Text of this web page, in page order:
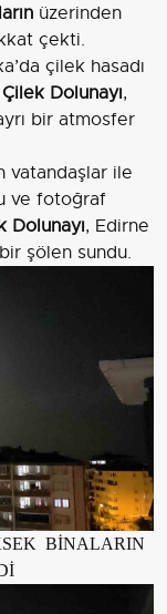
üzerinden
çekti.
çilek hasadı
Çilek Dolunayı,
bir atmosfer
vatandaşlar ile
ve fotoğraf
Dolunayı, Edirne
şölen sundu.
BİNALARIN